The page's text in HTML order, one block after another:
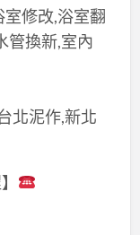
修改,浴室翻
管換新,室內
北泥作,新北